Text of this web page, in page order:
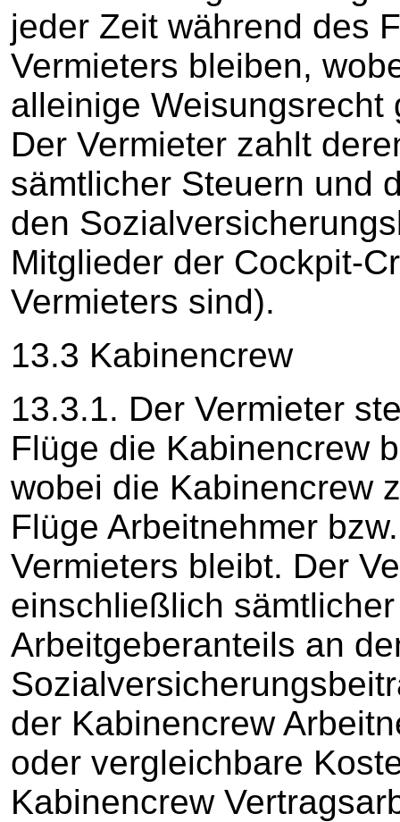
jeder Zeit während des
Vermieters bleiben,
alleinige Weisungsrecht
Der Vermieter zahlt
sämtlicher Steuern und
den
Mitglieder der Cockpit-
Vermieters sind).
13.3 Kabinencrew
13.3.1. Der Vermieter
Flüge die Kabinencrew
wobei die Kabinencrew
Flüge Arbeitnehmer
Vermieters bleibt. Der
einschließlich
Arbeitgeberanteils an
der Kabinencrew
oder vergleichbare
Kabinencrew